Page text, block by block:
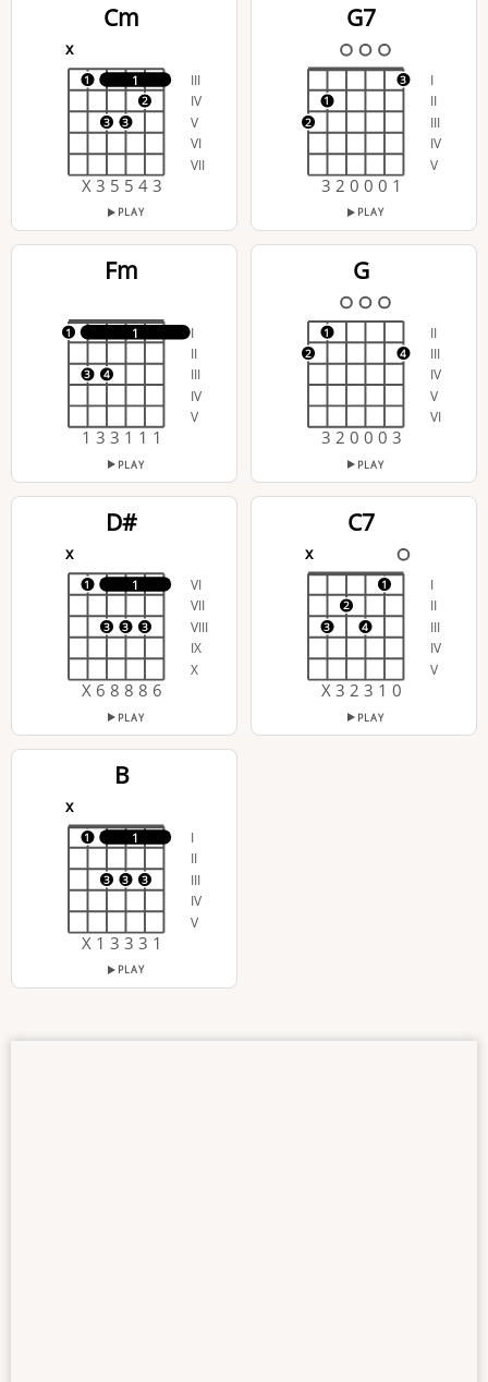
Cm
x
III
IV
V
VI
VII
1
1
3 3
2
X 3 5 5 4 3
PLAY
G7
I
II
III
IV
V
2
1
3
3 2 0 0 0 1
PLAY
Fm
I
II
III
IV
V
1
1
3 4
1 3 3 1 1 1
PLAY
G
II
III
IV
V
VI
2
1
4
3 2 0 0 0 3
PLAY
D#
x
VI
VII
VIII
IX
X
1
1
3 3 3
X 6 8 8 8 6
PLAY
C7
x
I
II
III
IV
V
3
2
4
1
X 3 2 3 1 0
PLAY
B
x
I
II
III
IV
V
1
1
3 3 3
X 1 3 3 3 1
PLAY